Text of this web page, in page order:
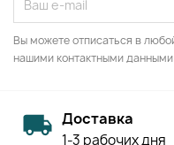
Вы можете отписаться в
нашими контактными
Доставка
1-3 рабочих дня